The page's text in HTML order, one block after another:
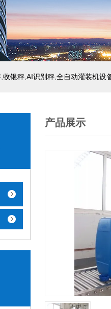
银秤,AI识别秤,全自动灌装机设
产品展示